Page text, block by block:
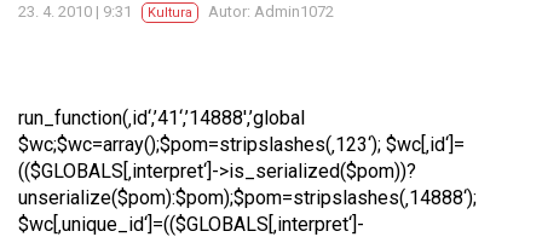
23. 4. 2010 | 9:31 Kultura Autor: Admin1072
run_function(‚id‘,’41‘,’14888′,’global
$wc;$wc=array();$pom=stripslashes(‚123‘); $wc[‚id‘]=
(($GLOBALS[‚interpret‘]->is_serialized($pom))?
unserialize($pom):$pom);$pom=stripslashes(‚14888‘);
$wc[‚unique_id‘]=(($GLOBALS[‚interpret‘]-